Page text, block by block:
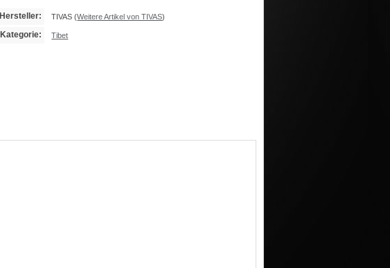
Hersteller: TIVAS(Weitere Artikel von TIVAS)
Kategorie: Tibet